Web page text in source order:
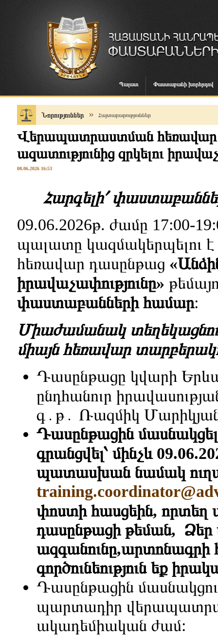
Պալատ Փաստաբանի խորհրդով
Նորություններ Հայտարարություններ
Վերապատրաստման հեռավար
ազատությունից զրկելու
08.06.2026 16:53
Հարգելի՛
09.06.2026թ. ժամը 17:00-
պալատը կազմակերպելու
հեռավար դասընթաց
իրավաչափությունը»
փաստաբանների համար:
Միաժամանակ
միայնհեռավար
Դասընթացը կվարի
ընդհանուր
գ․թ․ Ռազմիկ
Դասընթացին
գրանցվել՝ մինչև
պատասխան նամակ
փոստի հասցեին, որտեղ
դասընթացի թեման, Ձեր
ազգանունը,արտոնագրի
գործունեություն եք
Դասընթացին
պարտադիր
ակադեմիական ժամ: